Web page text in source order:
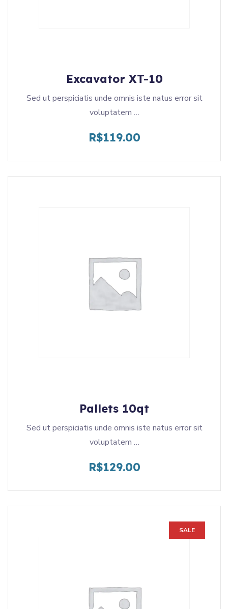
Excavator XT-10
Sed ut perspiciatis unde omnis iste natus error sit
voluptatem …
R$119.00
Pallets 10qt
Sed ut perspiciatis unde omnis iste natus error sit
voluptatem …
R$129.00
SALE